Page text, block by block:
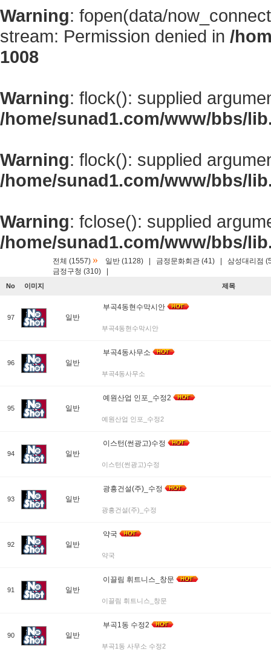
Warning: fopen(data/
stream: Permission denied in /
1008
Warning: flock(): supplied
/home/sunad1.com/www/bbs/
Warning: flock(): supplied
/home/sunad1.com/www/bbs/
Warning: fclose(): supplied
/home/sunad1.com/www/bbs/
전체 (1557) » 일반 (1128) 금정문화회관 (41)
삼성대리점
금정구청 (310)
No 이미지 제목
97 일반
부곡4동현수막시안
부곡4동현수막시안
96 일반
부곡4동사무소
부곡4동사무소
95 일반
예원산업 인포_수정2
예원산업 인포_수정2
94 일반
이스턴(썬광고)수정
이스턴(썬광고)수정
93 일반
광흥건설(주)_수정
광흥건설(주)_수정
92 일반
약국
약국
91 일반
이끌림 휘트니스_창문
이끌림 휘트니스_창문
90 일반
부곡1동 수정2
부곡1동 사무소 수정2